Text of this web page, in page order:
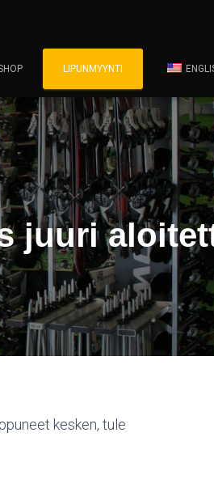
LIPUNMYYNTI
juuri
kesken, tule